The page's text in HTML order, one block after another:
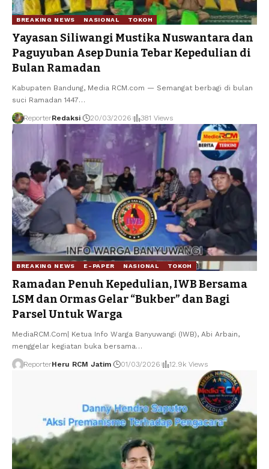
BREAKING NEWS NASIONAL TOKOH
Yayasan Siliwangi Mustika Nuswantara dan
Paguyuban Asep Dunia Tebar Kepedulian di
Bulan Ramadan
Kabupaten Bandung, Media RCM.com — Semangat berbagi di bulan
suci Ramadan 1447…
ReporterRedaksi 20/03/2026 381 Views
BREAKING NEWS E-PAPER NASIONAL TOKOH
Ramadan Penuh Kepedulian, IWB Bersama
LSM dan Ormas Gelar “Bukber” dan Bagi
Parsel Untuk Warga
MediaRCM.Com| Ketua Info Warga Banyuwangi (IWB), Abi Arbain,
menggelar kegiatan buka bersama…
ReporterHeru RCM Jatim 01/03/2026 12.9k Views